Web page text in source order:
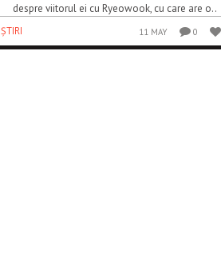
despre viitorul ei cu Ryeowook, cu care are o..
ȘTIRI
11 MAY 0